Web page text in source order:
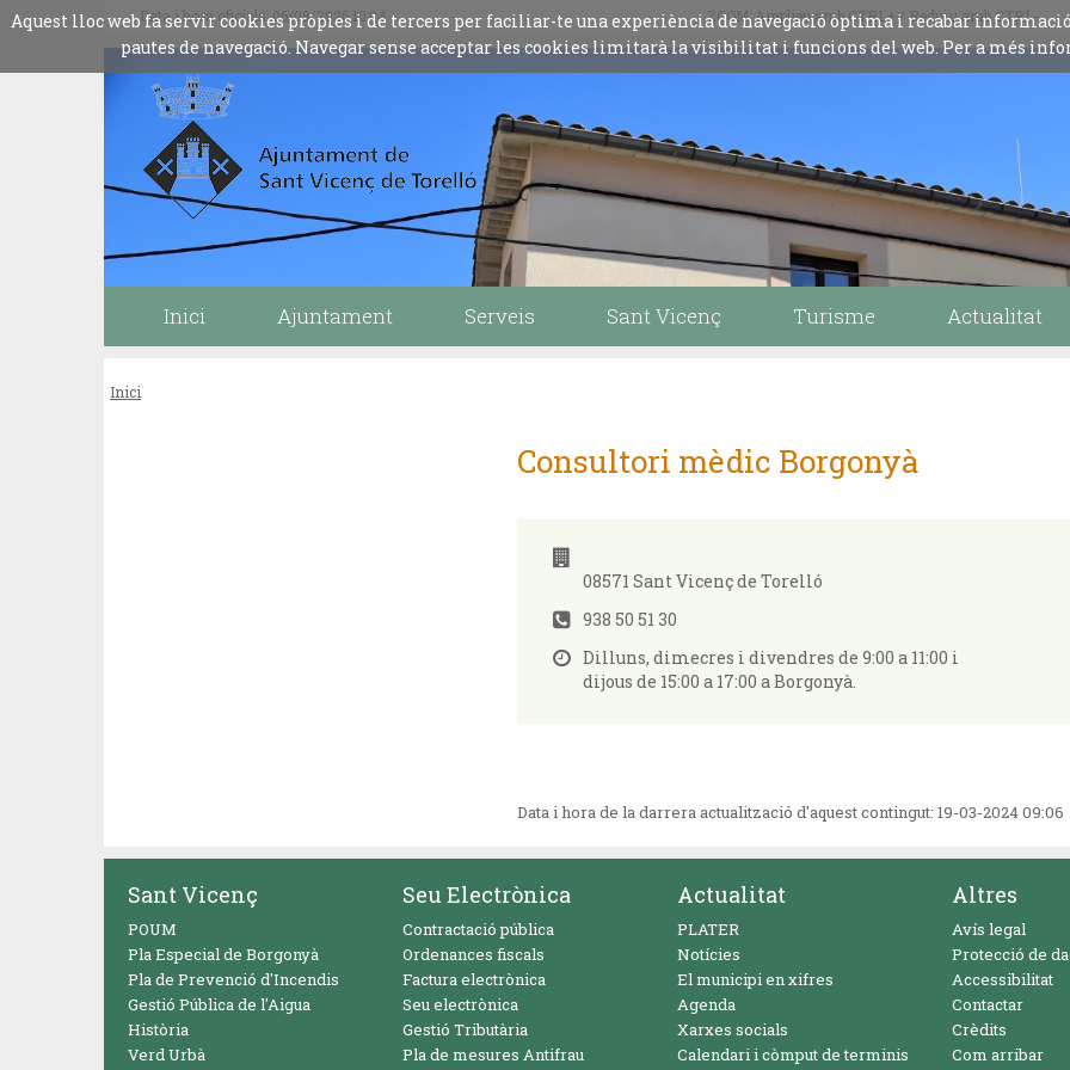
Aquest lloc web fa servir cookies pròpies i de tercers per faciliar-te una experiència de navegació òptima i recabar
pautes de navegació. Navegar sense acceptar les cookies limitarà la visibilitat i funcions del web. Per a més
Data i hora oficials: 06/08/2026 10:04 ZOOM: Amplieu amb CTRL+ / Reduïu amb CTRL-
Inici Ajuntament Serveis Sant Vicenç Turisme Actualitat
Inici
Consultori mèdic Borgonyà
08571 Sant Vicenç de Torelló
938 50 51 30
Dilluns, dimecres i divendres de 9:00 a 11:00 i
dijous de 15:00 a 17:00 a Borgonyà.
Data i hora de la darrera actualització d'aquest contingut:19-03-2024 09:06
Sant Vicenç
POUM
Pla Especial de Borgonyà
Pla de Prevenció d'Incendis
Gestió Pública de l'Aigua
Història
Verd Urbà
Seu Electrònica
Contractació pública
Ordenances fiscals
Factura electrònica
Seu electrònica
Gestió Tributària
Pla de mesures Antifrau
Actualitat
PLATER
Notícies
El municipi en xifres
Agenda
Xarxes socials
Calendari i còmput de terminis
Altres
Avís legal
Protecció de
Accessibilitat
Contactar
Crèdits
Com arribar